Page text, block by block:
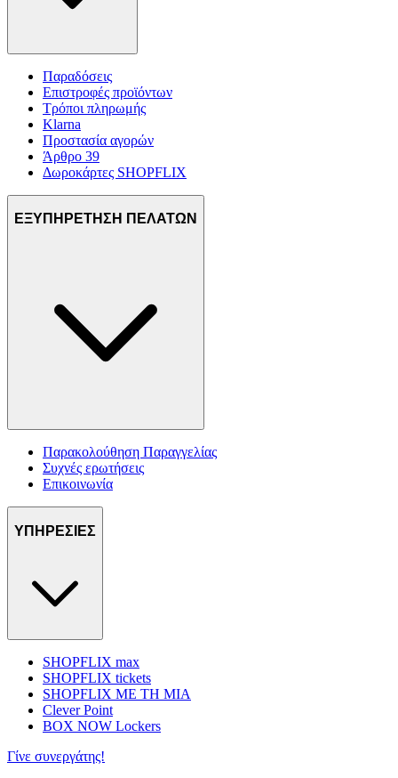
Παραδόσεις
Επιστροφές προϊόντων
Τρόποι πληρωμής
Klarna
Προστασία αγορών
Άρθρο 39
Δωροκάρτες SHOPFLIX
ΕΞΥΠΗΡΕΤΗΣΗ ΠΕΛΑΤΩΝ
Παρακολούθηση Παραγγελίας
Συχνές ερωτήσεις
Επικοινωνία
ΥΠΗΡΕΣΙΕΣ
SHOPFLIX max
SHOPFLIX tickets
SHOPFLIX ΜΕ ΤΗ ΜΙΑ
Clever Point
BOX NOW Lockers
Γίνε συνεργάτης!